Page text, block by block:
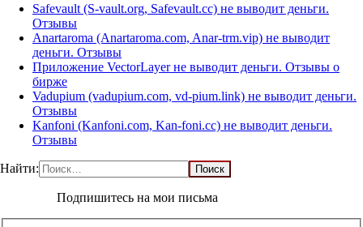
Safevault (S-vault.org, Safevault.cc) не выводит деньги.
Отзывы
Anartaroma (Anartaroma.com, Anar-trm.vip) не выводит
деньги. Отзывы
Приложение VectorLayer не выводит деньги. Отзывы о
бирже
Vadupium (vadupium.com, vd-pium.link) не выводит деньги.
Отзывы
Kanfoni (Kanfoni.com, Kan-foni.cc) не выводит деньги.
Отзывы
Найти:
Подпишитесь на мои письма